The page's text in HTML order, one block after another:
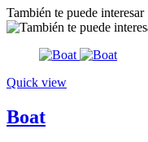
También te puede interesar
Quick view
Boat